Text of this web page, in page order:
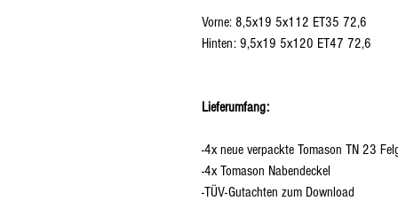
Vorne: 8,5x19 5x112 ET35 72,6
Hinten: 9,5x19 5x120 ET47 72,6
Lieferumfang:
-4x neue verpackte Tomason TN 23
-4x Tomason Nabendeckel
-TÜV-Gutachten zum Download